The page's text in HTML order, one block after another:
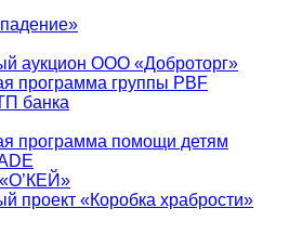
аукцион ООО «Доброторг»
программа группы PBF
банка
программа помощи детям
проект «Коробка храбрости»